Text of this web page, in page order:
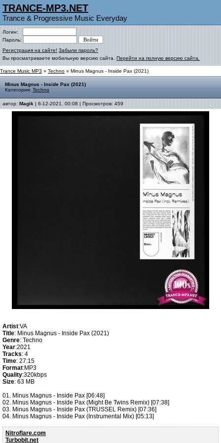
TRANCE-MP3.NET
Trance & Progressive Music Everyday
Логин:
Пароль:
Регистрация на сайте! Забыли пароль?
Вы просматриваете мобильную версию сайта. Перейти на полную версию сайта.
Trance Music MP3 » Techno » Minus Magnus - Inside Pax (2021)
Minus Magnus - Inside Pax (2021)
Категория: Techno
автор: Magik | 6-12-2021, 00:08 | Просмотров: 459
Artist:VA
Title: Minus Magnus - Inside Pax (2021)
Genre: Techno
Year:2021
Tracks: 4
Time: 27:15
Format:MP3
Quality:320kbps
Size: 63 MB
01. Minus Magnus - Inside Pax [06:48]
02. Minus Magnus - Inside Pax (Might Be Twins Remix) [07:38]
03. Minus Magnus - Inside Pax (TRUSSEL Remix) [07:36]
04. Minus Magnus - Inside Pax (Instrumental Mix) [05:13]
Nitroflare.com
Turbobit.net